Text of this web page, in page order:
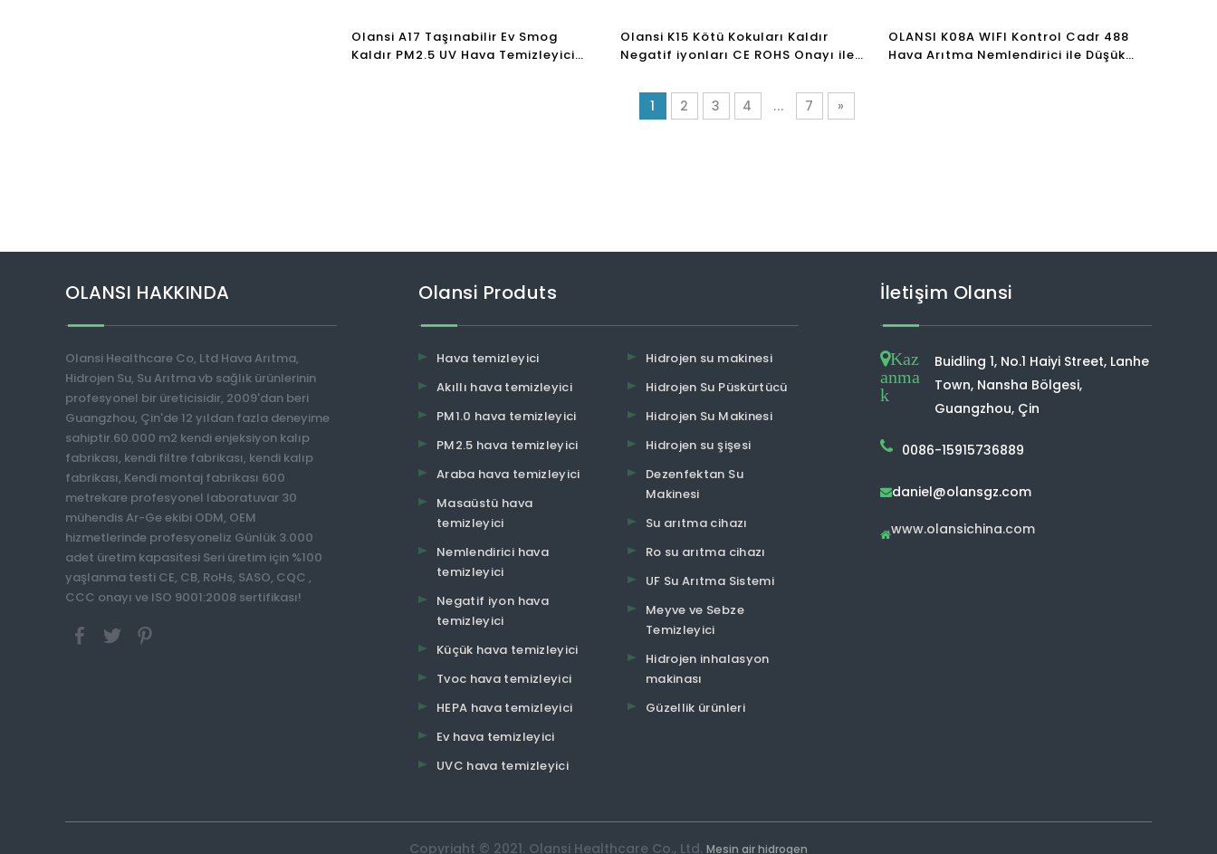
Olansi A17 Taşınabilir Ev Smog
Kaldır PM2.5 UV Hava Temizleyici
Olansi K15 Kötü Kokuları Kaldır
Negatif iyonları CE ROHS Onayı ile
Temizleyicileri
OLANSI K08A WIFI Kontrol Cadr 488
Hava Arıtma Nemlendirici ile Düşük
1 2 3 4 ... 7 »
OLANSI HAKKINDA
Olansi Healthcare Co, Ltd Hava Arıtma,
Hidrojen Su, Su Arıtma vb sağlık ürünlerinin
profesyonel bir üreticisidir, 2009'dan beri
Guangzhou, Çin'de 12 yıldan fazla deneyime
sahiptir.60.000 m2 kendi enjeksiyon kalıp
fabrikası, kendi filtre fabrikası, kendi kalıp
fabrikası, Kendi montaj fabrikası 600
metrekare profesyonel laboratuvar 30
mühendis Ar-Ge ekibi ODM, OEM
hizmetlerinde profesyoneliz Günlük 3.000
adet üretim kapasitesi Seri üretim için %100
yaşlanma testi CE, CB, RoHs, SASO, CQC ,
CCC onayı ve ISO 9001:2008 sertifikası!
Olansi Produts
Hava temizleyici
Akıllı hava temizleyici
PM1.0 hava temizleyici
PM2.5 hava temizleyici
Araba hava temizleyici
Masaüstü hava
temizleyici
Nemlendirici hava
temizleyici
Negatif iyon hava
temizleyici
Küçük hava temizleyici
Tvoc hava temizleyici
HEPA hava temizleyici
Ev hava temizleyici
UVC hava temizleyici
Hidrojen su makinesi
Hidrojen Su Püskürtücü
Hidrojen Su Makinesi
Hidrojen su şişesi
Dezenfektan Su
Makinesi
Su arıtma cihazı
Ro su arıtma cihazı
UF Su Arıtma Sistemi
Meyve ve Sebze
Temizleyici
Hidrojen inhalasyon
makinası
Güzellik ürünleri
İletişim Olansi
Kaz
anma
k
Buidling 1, No.1 Haiyi Street, Lanhe
Town, Nansha Bölgesi,
Guangzhou, Çin
0086-15915736889
daniel@olansgz.com
www.olansichina.com
Copyright © 2021. Olansi Healthcare Co., Ltd. Mesin air hidrogen